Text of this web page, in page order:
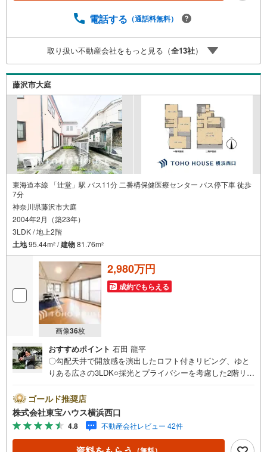
ン残高】【住宅購入者だけが加入できる無料の生命保険】
なる【教育費】住宅を買った後から始まる【住宅ローン返
済】65歳以上から必要になる【老後の費用負担】住宅探し
の【このタイミング】で不安な部分を明確にしていきませ
んか？？ --------------
電話する （通話料無料）
取り扱い不動産会社をもっと見る（全13社）
藤沢市大庭
東海道本線 「辻堂」駅 バス11分 二番構保健医療センター バス停下車 徒歩
7分
神奈川県藤沢市大庭
2004年2月（築23年）
3LDK / 地上2階
土地95.44m2 /建物81.76m2
画像36枚
2,980万円
成約でもらえる
おすすめポイント 石田 龍平
〇勾配天井で開放感を演出したロフト付きリビング、ゆと
りある広さの3LDK○採光とプライバシーを考慮した2階リビ
たっぷりと収納を確保した快適なプライベート空間ですー
ーーーYahoo！ 不動産キャンペーン対象店舗ーーーー当店
で物件を成約するとPayPayボーナスライトがもらえる「Y
ahoo！ 不動産 物件ご成約キャンペーン」の対象になりま
す。「資料をもらう」「見学予約をする」ボタンからお問
ゴールド推奨店
株式会社東宝ハウス横浜西口
4.8 不動産会社レビュー 42件